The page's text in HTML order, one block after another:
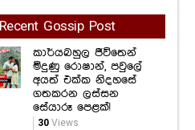
Recent Gossip Post
කාර්යබහුල ජීවිතෙන්
මිදුණු රොෂාන්, පවුලේ
අයත් එක්ක නිදහසේ
ගතකරන ලස්සන
සේයාරූ පෙළක්!
30 Views